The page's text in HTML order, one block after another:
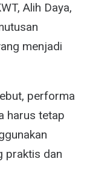
Alih Daya,
menjadi
performa
harus tetap
praktis dan